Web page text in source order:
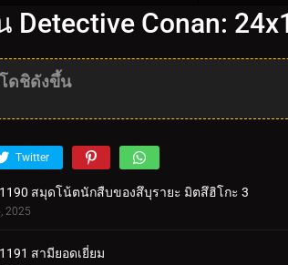
Conan:
ดชิดังขึ้น
Twitter
สมุดโน้ตนักสืบของสึบุรายะ มิตสึฮิโกะ 3
2025
สามียอดเยี่ยม